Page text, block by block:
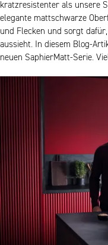
kratzresistenter als unsere
elegante mattschwarze
und Flecken und sorgt
aussieht. In diesem Blog-
neuen SaphierMatt-Serie.